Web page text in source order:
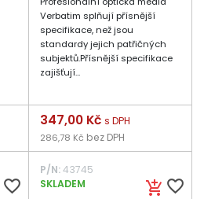
favorite_border
Verbatim splňují přísnější
specifikace, než jsou
standardy jejich patřičných
subjektů.Přísnější specifikace
zajišťují...
add_shopping_cart favorite_border
Cena
347,00 Kč s DPH
286,78 Kč bez DPH
P/N:43745
SKLADEM